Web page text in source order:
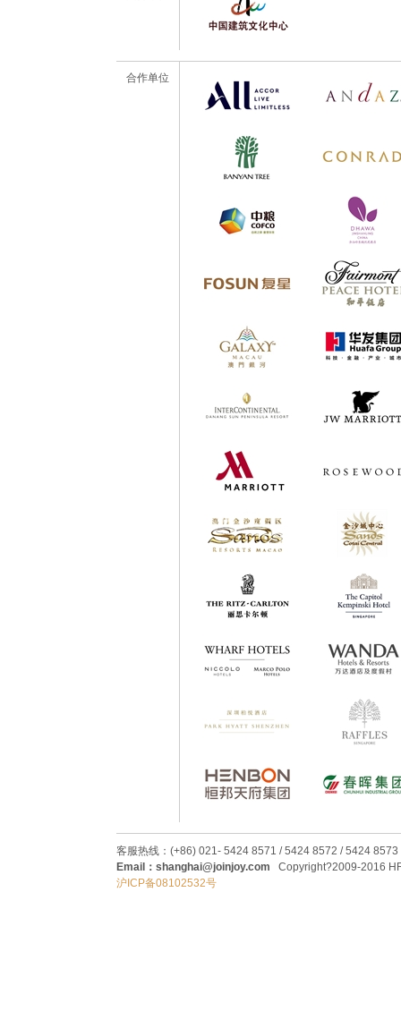
合作单位
客服热线：(+86) 021- 5424 8571 / 5424 8572 / 5424 8573
Email：shanghai@joinjoy.com Copyright?2009-2016
沪ICP备08102532号